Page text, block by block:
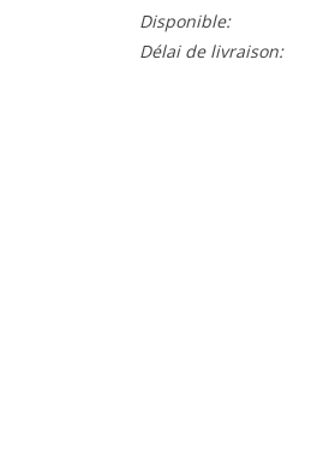
Disponible:
Délai de livraison: